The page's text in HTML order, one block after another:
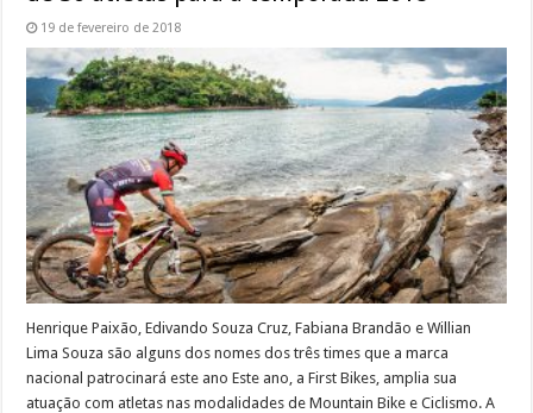
19 de fevereiro de 2018
Henrique Paixão, Edivando Souza Cruz, Fabiana Brandão e Willian
Lima Souza são alguns dos nomes dos três times que a marca
nacional patrocinará este ano Este ano, a First Bikes, amplia sua
atuação com atletas nas modalidades de Mountain Bike e Ciclismo. A